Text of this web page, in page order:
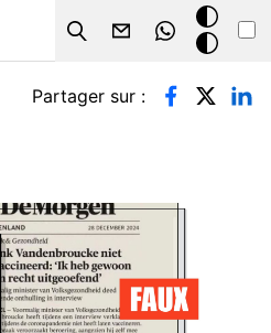
Search
Mode
sombre
Partager sur :